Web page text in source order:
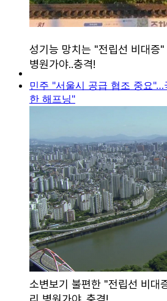
민주 "서울시 공급 협조 중요"…
한 해프닝"